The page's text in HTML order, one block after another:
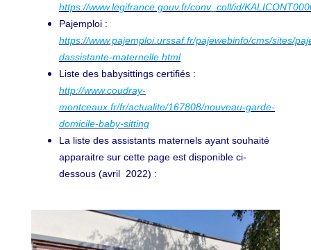
https://www.legifrance.gouv.fr/conv_coll/id/
Pajemploi :
https://www.pajemploi.urssaf.fr/pajewebinfo/cms/sites/
dassistante-maternelle.html
Liste des babysittings certifiés :
http://www.coudray-
montceaux.fr/fr/actualite/167808/nouveau-garde-
domicile-baby-sitting
La liste des assistants maternels ayant souhaité
apparaitre sur cette page est disponible ci-
dessous (avril 2022) :